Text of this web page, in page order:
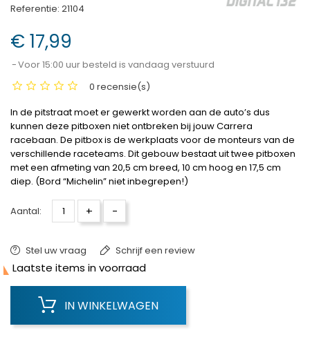
Referentie: 21104
€ 17,99
Voor 15:00 uur besteld is vandaag verstuurd
0 recensie(s)
In de pitstraat moet er gewerkt worden aan de auto’s dus
kunnen deze pitboxen niet ontbreken bij jouw Carrera
racebaan. De pitbox is de werkplaats voor de monteurs van de
verschillende raceteams. Dit gebouw bestaat uit twee pitboxen
met een afmeting van 20,5 cm breed, 10 cm hoog en 17,5 cm
diep. (Bord “Michelin” niet inbegrepen!)
Aantal: + -
Stel uw vraag Schrijf een review
Laatste items in voorraad
IN WINKELWAGEN